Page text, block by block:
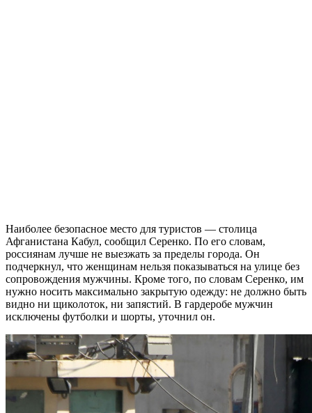
Наиболее безопасное место для туристов — столица
Афганистана Кабул, сообщил Серенко. По его словам,
россиянам лучше не выезжать за пределы города. Он
подчеркнул, что женщинам нельзя показываться на улице без
сопровождения мужчины. Кроме того, по словам Серенко, им
нужно носить максимально закрытую одежду: не должно быть
видно ни щиколоток, ни запястий. В гардеробе мужчин
исключены футболки и шорты, уточнил он.